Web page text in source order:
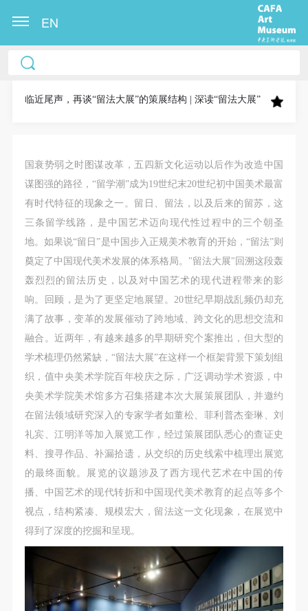
EN
临近尾声，再谈“留法大展”的策展结构 | 深读“留法大展”
国衰势弱之时图谋改革，五四新文化运动以后作为改造中国
谋图强的路径，“留学潮”成为19世纪末20世纪初中国美术最富
有时代特征的现象之一。留日、留法，以及后来的留苏，这
三条留学线路，是中国艺术迈向现代性过程中的三个朝圣
地。如果说“留日”是中国步入正规美术教育的开始，“留法”则
奠定了中国现代美术发展的体系格局。"留法大展"回溯这段轰
轰烈烈的留法历史，以及对中国艺术的现代进程带来的影
响。回顾，是为了更坚定地展望。20世纪早期战乱频仍却充
满了故事，变革的发展催动了跨地域、跨文化的思想交流和
融合。近两年，有越来越多的早期研究个案推出，但大型的
学术梳理仍然紧缺，“留法大展”在这样一个框架背景下策划组
织，值中央美术学院百年校庆之际，广泛调动学术资源，中
央美术学院美术馆多方召集搭建本次大展策展团队，并邀约
在留法领域研究深入的专家学者如董松、菲利普杰奎琳、刘
礼宾、江明洋等加入展览工作，经过策展团队悉心的查证史
料、搜寻作品、补漏拾遗，从交织的历史线索中梳理出展览
的最终面貌。展览的议题涉及了西方现代艺术在中国的传
播、中国艺术的现代转折和中国现代美术教育的起点等多个
视点，结构紧凑、规模宏大，留法这一文化现象，在展览中
得到了深度的挖掘和呈现。
中央美术学院美术馆出版授权协议书
称“CAFAM”），愿意将本人参与中央美术学院美术馆
果（如参与工作坊创作的作品）提交中央美术学院用
作发表、出版。中央美术学院可以以电子、网络及其
它数字媒体形式公开出版，并同意编入《中国知识资
源总库》《中央美术学院资料库》《中央美术学院美
术馆资料库》等相关资料、文献、档案机构和平台，
在中央美术学院中使用和在互联网上传播，同意按相
关“章程”规定享受相关权益。
中央美术学院美术馆活动安全免责协议书
第一条
本次活动公平公正、自愿参加与退出、风险与责任自
负的原则。但活动有风险，参加者应有必要的风险意
识。
第二条
参加本次活动者必须遵守中华人民共和国的相关法
律、法规，必须遵循道德和社会公德规范，并应该具
备以人为本、团结友爱、互相帮助和助人为乐的良好
品质。
第三条
参加本次活动人员应该是成年人（具有完全民事行为
能力的人，18周岁以上）未成年人必须在成年人的陪
同下参观。
第四条
参加活动者在此次活动期间的人身安全责任自负。鼓
励参加者自行购买人身安全保险。活动中一旦出现事
中央美术学院美术馆出版授权协议书
称“CAFAM”），愿意将本人参与中央美术学院美术馆
果（如参与工作坊创作的作品）提交中央美术学院用
作发表、出版。中央美术学院可以以电子、网络及其
它数字媒体形式公开出版，并同意编入《中国知识资
源总库》《中央美术学院资料库》《中央美术学院美
术馆资料库》等相关资料、文献、档案机构和平台，
在中央美术学院中使用和在互联网上传播，同意按相
关“章程”规定享受相关权益。
中央美术学院美术馆活动安全免责协议书
第一条
本次活动公平公正、自愿参加与退出、风险与责任自
负的原则。但活动有风险，参加者应有必要的风险意
识。
第二条
参加本次活动者必须遵守中华人民共和国的相关法
律、法规，必须遵循道德和社会公德规范，并应该具
备以人为本、团结友爱、互相帮助和助人为乐的良好
品质。
第三条
参加本次活动人员应该是成年人（具有完全民事行为
能力的人，18周岁以上）未成年人必须在成年人的陪
同下参观。
第四条
参加活动者在此次活动期间的人身安全责任自负。鼓
励参加者自行购买人身安全保险。活动中一旦出现事
中央美术学院美术馆出版授权协议书
称“CAFAM”），愿意将本人参与中央美术学院美术馆
果（如参与工作坊创作的作品）提交中央美术学院用
作发表、出版。中央美术学院可以以电子、网络及其
它数字媒体形式公开出版，并同意编入《中国知识资
源总库》《中央美术学院资料库》《中央美术学院美
术馆资料库》等相关资料、文献、档案机构和平台，
在中央美术学院中使用和在互联网上传播，同意按相
关“章程”规定享受相关权益。
中央美术学院美术馆活动安全免责协议书
第一条
本次活动公平公正、自愿参加与退出、风险与责任自
负的原则。但活动有风险，参加者应有必要的风险意
识。
第二条
参加本次活动者必须遵守中华人民共和国的相关法
律、法规，必须遵循道德和社会公德规范，并应该具
备以人为本、团结友爱、互相帮助和助人为乐的良好
品质。
第三条
参加本次活动人员应该是成年人（具有完全民事行为
能力的人，18周岁以上）未成年人必须在成年人的陪
同下参观。
第四条
参加活动者在此次活动期间的人身安全责任自负。鼓
励参加者自行购买人身安全保险。活动中一旦出现事